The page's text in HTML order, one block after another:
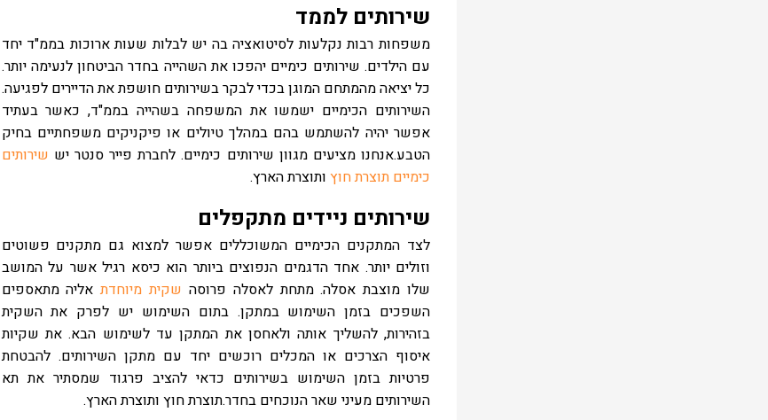
שירותים לממד
משפחות רבות נקלעות לסיטואציה בה יש לבלות שעות ארוכות בממ"ד יחד
עם הילדים. שירותים כימיים יהפכו את השהייה בחדר הביטחון לנעימה יותר.
כל יציאה מהמתחם המוגן בכדי לבקר בשירותים חושפת את הדיירים לפגיעה.
השירותים הכימיים ישמשו את המשפחה בשהייה בממ"ד, כאשר בעתיד
אפשר יהיה להשתמש בהם במהלך טיולים או פיקניקים משפחתיים בחיק
הטבע.אנחנו מציעים מגוון שירותים כימיים. לחברת פייר סנטר יש שירותים
כימיים תוצרת חוץ ותוצרת הארץ.
שירותים ניידים מתקפלים
לצד המתקנים הכימיים המשוכללים אפשר למצוא גם מתקנים פשוטים
וזולים יותר. אחד הדגמים הנפוצים ביותר הוא כיסא רגיל אשר על המושב
שלו מוצבת אסלה. מתחת לאסלה פרוסה שקית מיוחדתאליה מתאספים
השפכים בזמן השימוש במתקן. בתום השימוש יש לפרק את השקית
בזהירות, להשליך אותה ולאחסן את המתקן עד לשימוש הבא. את שקיות
איסוף הצרכים או המכלים רוכשים יחד עם מתקן השירותים. להבטחת
פרטיות בזמן השימוש בשירותים כדאי להציב פרגוד שמסתיר את תא
השירותים מעיני שאר הנוכחים בחדר.תוצרת חוץ ותוצרת הארץ.